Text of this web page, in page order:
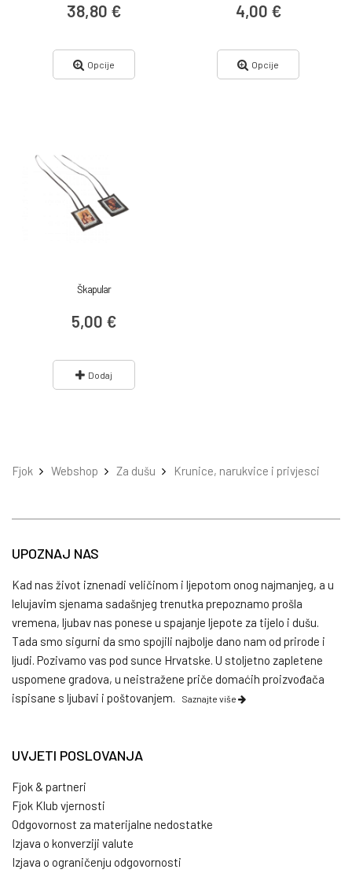
38,80 €
Opcije
4,00 €
Opcije
Škapular
5,00 €
Dodaj
Fjok Webshop Za dušu Krunice, narukvice i privjesci
UPOZNAJ NAS
Kad nas život iznenadi veličinom i ljepotom onog najmanjeg, a u
lelujavim sjenama sadašnjeg trenutka prepoznamo prošla
vremena, ljubav nas ponese u spajanje ljepote za tijelo i dušu.
Tada smo sigurni da smo spojili najbolje dano nam od prirode i
ljudi. Pozivamo vas pod sunce Hrvatske. U stoljetno zapletene
uspomene gradova, u neistražene priče domaćih proizvođača
ispisane s ljubavi i poštovanjem.
Saznajte više
UVJETI POSLOVANJA
Fjok & partneri
Fjok Klub vjernosti
Odgovornost za materijalne nedostatke
Izjava o konverziji valute
Izjava o ograničenju odgovornosti